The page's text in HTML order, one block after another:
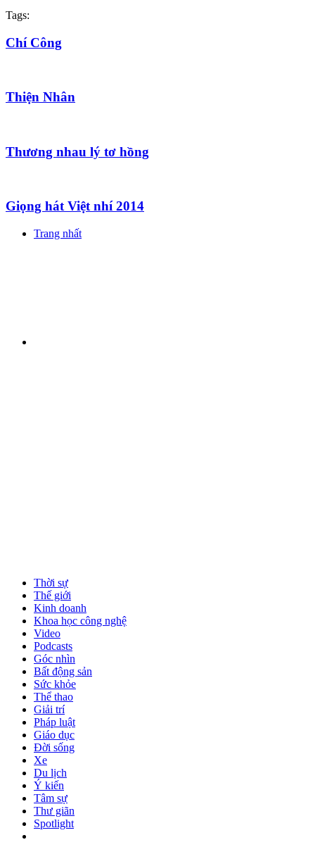
Tags:
Chí Công
Thiện Nhân
Thương nhau lý tơ hồng
Giọng hát Việt nhí 2014
Trang nhất
Thời sự
Thế giới
Kinh doanh
Khoa học công nghệ
Video
Podcasts
Góc nhìn
Bất động sản
Sức khỏe
Thể thao
Giải trí
Pháp luật
Giáo dục
Đời sống
Xe
Du lịch
Ý kiến
Tâm sự
Thư giãn
Spotlight